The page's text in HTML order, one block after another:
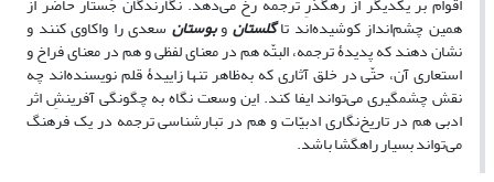
همین چشم‌انداز کوشیده‌اند تاگلستانوبوستان سعدی را واکاوی کنند و
نشان دهند که پدیدۀ­ ترجمه، البتّه هم در معنای لفظی و هم در معنای فراخ و
استعاری آن، حتّی در خلق آثاری که به‌‌ظاهر تنها زاییدۀ­ قلم نویسنده‌اند چه
نقش چشمگیری می‌تواند ایفا کند. این وسعت نگاه به چگونگی آفرینشِ اثر
ادبی هم در تاریخ‌نگاری ادبیّات و هم در تبارشناسی ترجمه در یک فرهنگ
می‌تواند بسیار راهگشا باشد.